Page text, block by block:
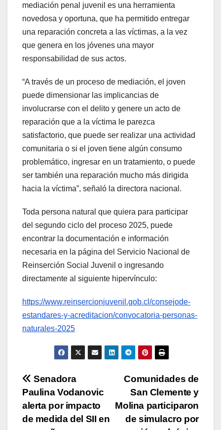
mediación penal juvenil es una herramienta
novedosa y oportuna, que ha permitido entregar
una reparación concreta a las víctimas, a la vez
que genera en los jóvenes una mayor
responsabilidad de sus actos.
“A través de un proceso de mediación, el joven
puede dimensionar las implicancias de
involucrarse con el delito y genere un acto de
reparación que a la víctima le parezca
satisfactorio, que puede ser realizar una actividad
comunitaria o si el joven tiene algún consumo
problemático, ingresar en un tratamiento, o puede
ser también una reparación mucho más dirigida
hacia la víctima”, señaló la directora nacional.
Toda persona natural que quiera para participar
del segundo ciclo del proceso 2025, puede
encontrar la documentación e información
necesaria en la página del Servicio Nacional de
Reinserción Social Juvenil o ingresando
directamente al siguiente hipervínculo:
https://www.reinsercionjuvenil.gob.cl/consejode-
estandares-y-acreditacion/convocatoria-personas-
naturales-2025
Navegación
de
entradas
Comunidades de
San Clemente y
Molina participaron
de simulacro por
Senadora
Paulina Vodanovic
alerta por impacto
de medida del SII en